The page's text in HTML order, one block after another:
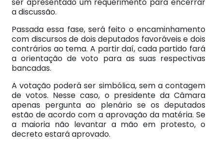
a discussão.
Passada essa fase, será feito o encaminhamento
com discursos de dois deputados favoráveis e dois
contrários ao tema. A partir daí, cada partido fará
a orientação de voto para as suas respectivas
bancadas.
A votação poderá ser simbólica, sem a contagem
de votos. Nesse caso, o presidente da Câmara
apenas pergunta ao plenário se os deputados
estão de acordo com a aprovação da matéria. Se
a maioria não levantar a mão em protesto, o
decreto estará aprovado.